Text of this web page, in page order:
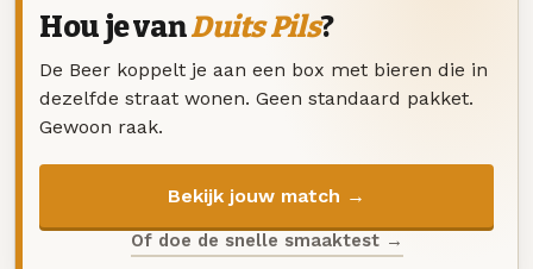
Hou je vanDuits Pils?
De Beer koppelt je aan een box met bieren die in
dezelfde straat wonen. Geen standaard pakket.
Gewoon raak.
Bekijk jouw match →
Of doe de snelle smaaktest →